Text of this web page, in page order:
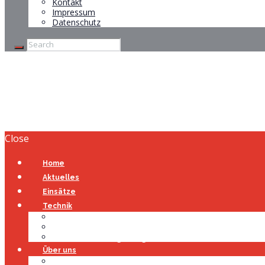
Impressum
Datenschutz
Close
Home
Aktuelles
Einsätze
Technik
Über uns